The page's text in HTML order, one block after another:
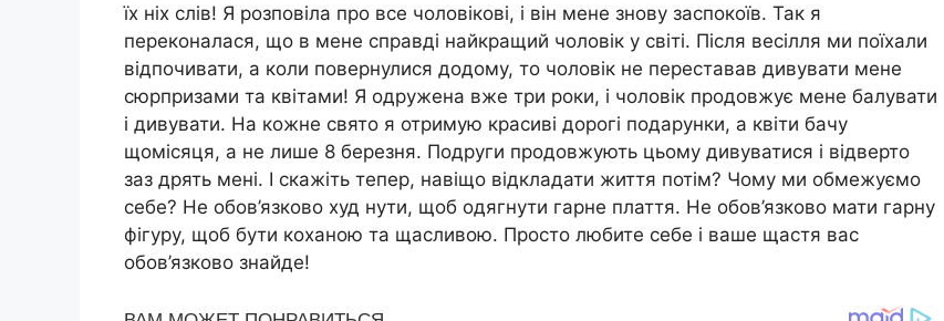
їх ніх слів! Я розповіла про все чоловікові, і він мене знову заспокоїв. Так я
переконалася, що в мене справді найкращий чоловік у світі. Після весілля ми поїхали
відпочивати, а коли повернулися додому, то чоловік не переставав дивувати мене
сюрпризами та квітами! Я одружена вже три роки, і чоловік продовжує мене балувати
і дивувати. На кожне свято я отримую красиві дорогі подарунки, а квіти бачу
щомісяця, а не лише 8 березня. Подруги продовжують цьому дивуватися і відверто
заз дрять мені. І скажіть тепер, навіщо відкладати життя потім? Чому ми обмежуємо
себе? Не обов’язково худ нути, щоб одягнути гарне плаття. Не обов’язково мати гарну
фігуру, щоб бути коханою та щасливою. Просто любите себе і ваше щастя вас
обов’язково знайде!